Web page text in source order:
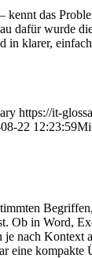
das
dafür wurde
klarer,
https://it-
22 12:23:59
Ob in Word,
nach Kontext
eine kompakte